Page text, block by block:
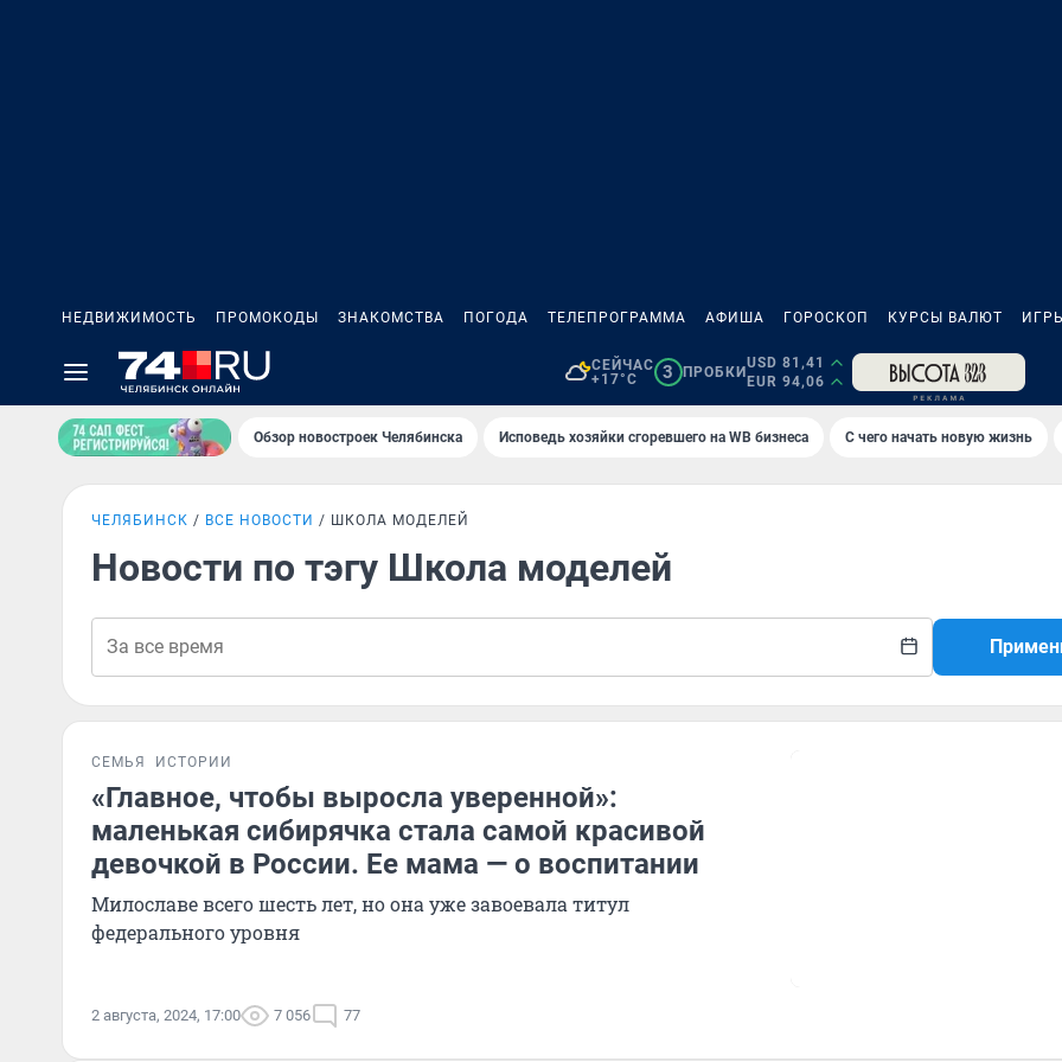
НЕДВИЖИМОСТЬ ПРОМОКОДЫ ЗНАКОМСТВА ПОГОДА ТЕЛЕПРОГРАММА АФИША ГОРОСКОП КУРСЫ ВАЛЮТ
СЕЙЧАС
+17°C
3 ПРОБКИ
USD 81,41
EUR 94,06
Обзор новостроек Челябинска Исповедь хозяйки сгоревшего на WB бизнеса С чего начать новую жизнь
ЧЕЛЯБИНСК ВСЕ НОВОСТИ ШКОЛА МОДЕЛЕЙ
Новости по тэгу Школа моделей
СЕМЬЯ ИСТОРИИ
«Главное, чтобы выросла уверенной»:
маленькая сибирячка стала самой красивой
девочкой в России. Ее мама — о воспитании
Милославе всего шесть лет, но она уже завоевала титул
федерального уровня
2 августа, 2024, 17:00 7 056 77